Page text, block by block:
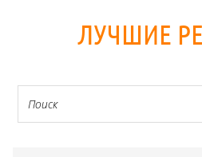
ЛУЧШИЕ